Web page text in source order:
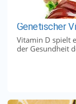
Genetischer
Vitamin D spielt
der Gesundheit